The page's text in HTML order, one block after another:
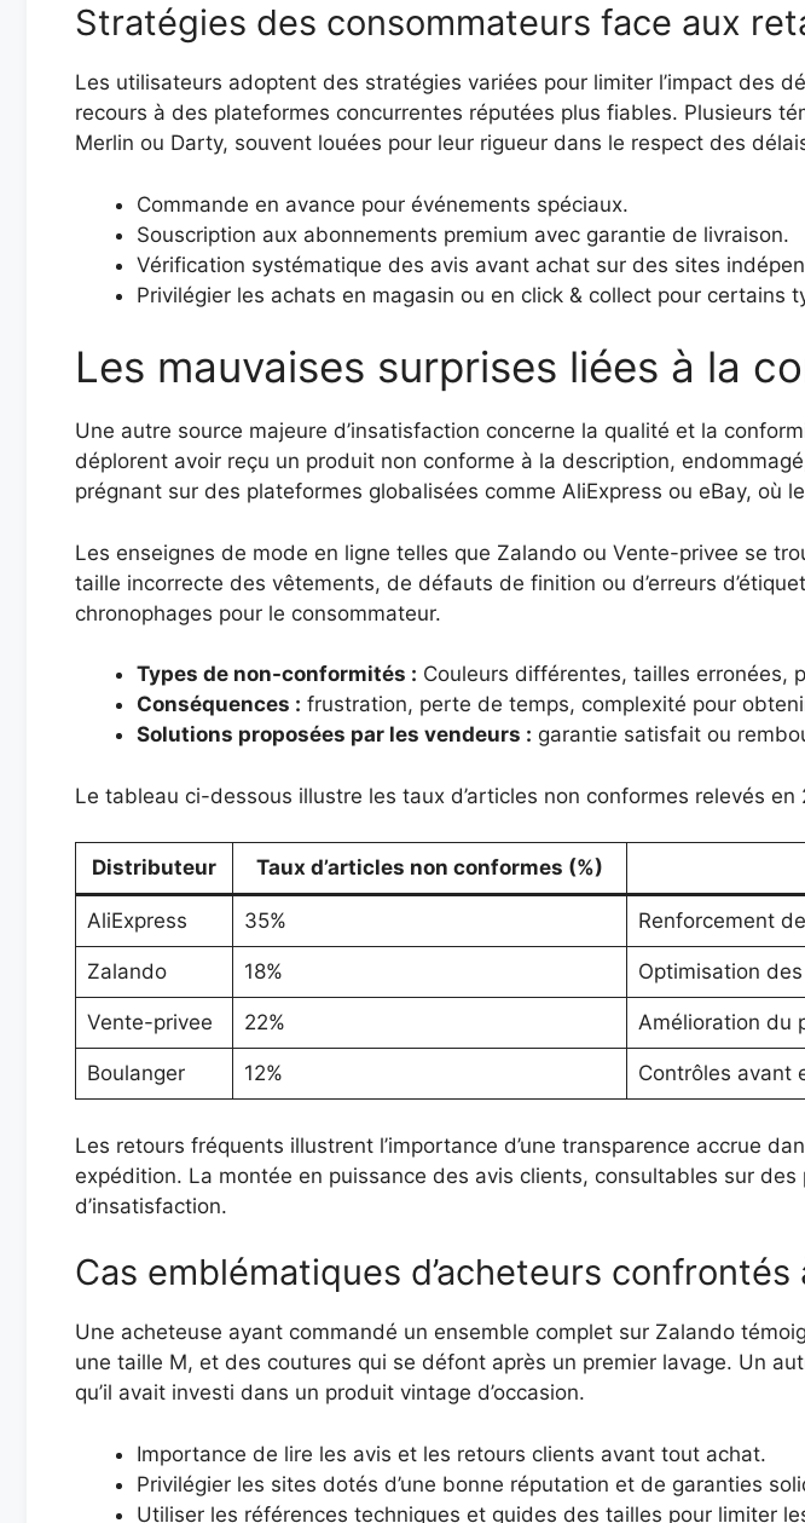
Stratégies des consommateurs face aux
Les utilisateurs adoptent des stratégies variées pour limiter l’impact des
recours à des plateformes concurrentes réputées plus fiables. Plusieurs
Merlin ou Darty, souvent louées pour leur rigueur dans le respect des
Commande en avance pour événements spéciaux.
Souscription aux abonnements premium avec garantie de livraison.
Vérification systématique des avis avant achat sur des sites
Privilégier les achats en magasin ou en click & collect pour certains
Les mauvaises surprises liées à la
Une autre source majeure d’insatisfaction concerne la qualité et la
déplorent avoir reçu un produit non conforme à la description,
prégnant sur des plateformes globalisées comme AliExpress ou eBay, où
Les enseignes de mode en ligne telles que Zalando ou Vente-privee se
taille incorrecte des vêtements, de défauts de finition ou d’erreurs
chronophages pour le consommateur.
Types de non-conformités : Couleurs différentes, tailles erronées,
Conséquences : frustration, perte de temps, complexité pour
Solutions proposées par les vendeurs : garantie satisfait ou
Le tableau ci-dessous illustre les taux d’articles non conformes relevés
Distributeur Taux d’articles non conformes (%)
AliExpress 35% Renforcement
Zalando 18% Optimisation
Vente-privee 22% Amélioration du
Boulanger 12% Contrôles avant
Les retours fréquents illustrent l’importance d’une transparence accrue
expédition. La montée en puissance des avis clients, consultables sur
d’insatisfaction.
Cas emblématiques d’acheteurs
Une acheteuse ayant commandé un ensemble complet sur Zalando
une taille M, et des coutures qui se défont après un premier lavage. Un
qu’il avait investi dans un produit vintage d’occasion.
Importance de lire les avis et les retours clients avant tout achat.
Privilégier les sites dotés d’une bonne réputation et de garanties
Utiliser les références techniques et guides des tailles pour limiter